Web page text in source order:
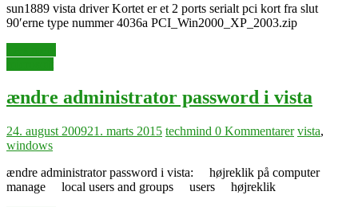
sun1889 vista driver Kortet er et 2 ports serialt pci kort fra slut
90′erne type nummer 4036a PCI_Win2000_XP_2003.zip
ændre administrator password i vista
24. august 200921. marts 2015 techmind 0 Kommentarer vista,
windows
ændre administrator password i vista: højreklik på computer
manage local users and groups users højreklik